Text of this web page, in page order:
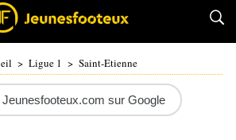
> Ligue 1 > Saint-Etienne
Jeunesfooteux.com sur Google